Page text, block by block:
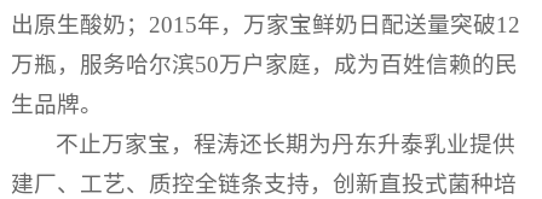
出原生酸奶；2015年，万家宝鲜奶日配送量突破12
万瓶，服务哈尔滨50万户家庭，成为百姓信赖的民
生品牌。
不止万家宝，程涛还长期为丹东升泰乳业提供
建厂、工艺、质控全链条支持，创新直投式菌种培